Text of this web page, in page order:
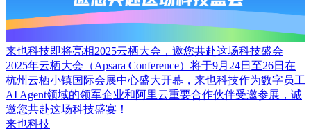
来也科技即将亮相2025云栖大会，邀您共赴这场科技盛会
2025年云栖大会（Apsara Conference）将于9月24日至26日在
杭州云栖小镇国际会展中心盛大开幕，来也科技作为数字员工
AI Agent领域的领军企业和阿里云重要合作伙伴受邀参展，诚
邀您共赴这场科技盛宴！
来也科技